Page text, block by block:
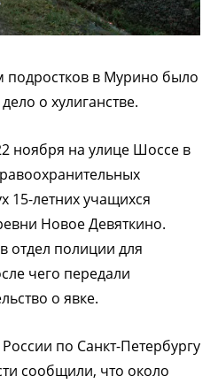
подростков в Мурино было
о хулиганстве.
ноября на улице Шоссе в
15-летних учащихся
Новое Девяткино.
отдел полиции для
чего передали
о явке.
по Санкт-Петербургу
сообщили, что около